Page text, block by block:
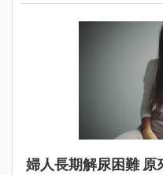
婦人長期解尿困難 原